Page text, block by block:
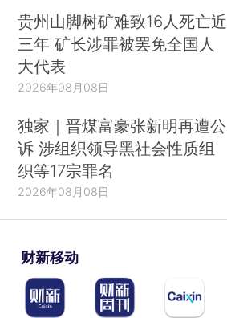
贵州山脚树矿难致16人死亡近
三年 矿长涉罪被罢免全国人
大代表
2026年08月08日
独家｜晋煤富豪张新明再遭公
诉 涉组织领导黑社会性质组
织等17宗罪名
2026年08月08日
财新移动